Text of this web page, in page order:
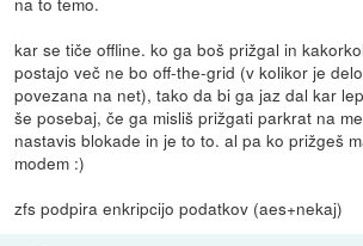
kar se tiče offline. ko ga boš prižgal in
postajo več ne bo off-the-grid (v kolikor je
povezana na net), tako da bi ga jaz dal kar
še posebaj, če ga misliš prižgati parkrat na
nastavis blokade in je to to. al pa ko prižgeš
modem :)
zfs podpira enkripcijo podatkov (aes+nekaj)